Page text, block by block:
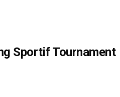
Sportif Tournament